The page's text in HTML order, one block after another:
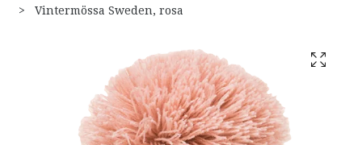
Vintermössa Sweden, rosa